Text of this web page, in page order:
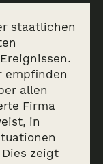
staatlichen
empfinden
allen
Firma
in
zeigt